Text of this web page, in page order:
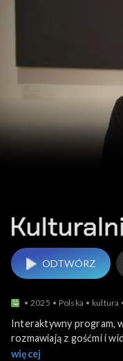
ODTWÓRZ
2025 Polska kultura
Interaktywny program,
rozmawiają z gośćmi i
odkrywcy, naukowcy,
więcej